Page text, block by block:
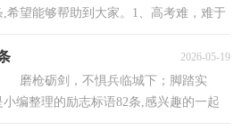
希望能够帮助到大家。1、高考难，难于
2026-05-19
磨枪砺剑，不惧兵临城下；脚踏实
编整理的励志标语82条,感兴趣的一起